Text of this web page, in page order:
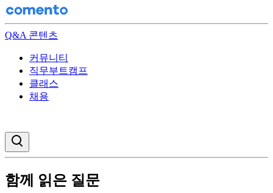
Q&A 콘텐츠
커뮤니티
직무부트캠프
클래스
채용
함께 읽은 질문